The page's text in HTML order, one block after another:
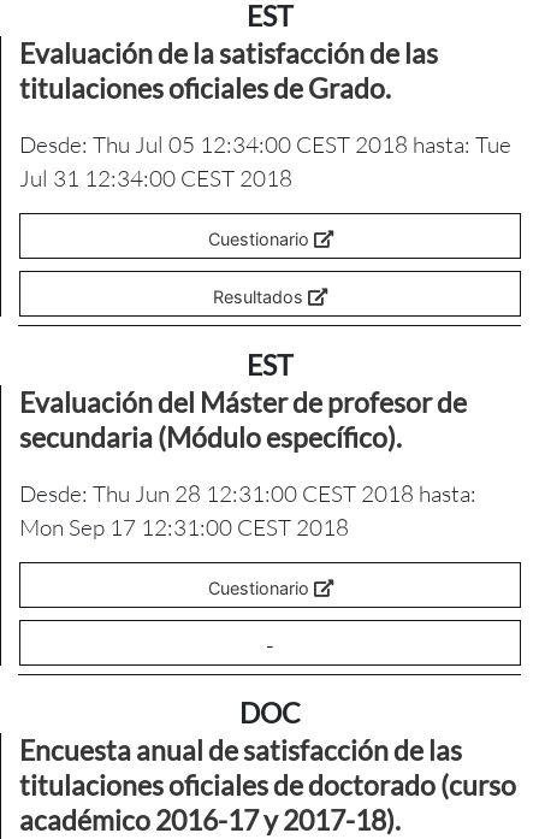
EST
Evaluación de la satisfacción de las
titulaciones oficiales de Grado.
Desde: Thu Jul 05 12:34:00 CEST 2018 hasta: Tue
Jul 31 12:34:00 CEST 2018
Cuestionario
Resultados
EST
Evaluación del Máster de profesor de
secundaria (Módulo específico).
Desde: Thu Jun 28 12:31:00 CEST 2018 hasta:
Mon Sep 17 12:31:00 CEST 2018
Cuestionario
-
DOC
Encuesta anual de satisfacción de las
titulaciones oficiales de doctorado (curso
académico 2016-17 y 2017-18).